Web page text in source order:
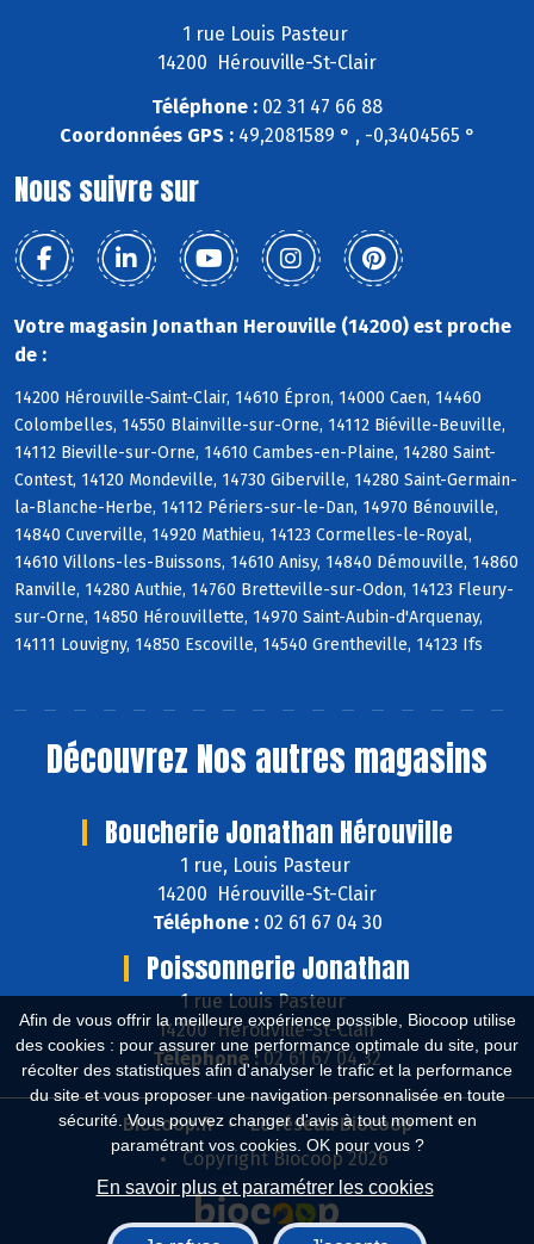
Afin de vous offrir la meilleure expérience possible, Biocoop utilise
des cookies : pour assurer une performance optimale du site, pour
récolter des statistiques afin d'analyser le trafic et la performance
du site et vous proposer une navigation personnalisée en toute
sécurité. Vous pouvez changer d'avis à tout moment en
paramétrant vos cookies. OK pour vous ?
En savoir plus et paramétrer les cookies
1 rue Louis Pasteur
14200 Hérouville-St-Clair
Téléphone : 02 31 47 66 88
Coordonnées GPS :49,2081589 ° , -0,3404565 °
Nous suivre sur
Votre magasin Jonathan Herouville (14200) est proche
de :
14200 Hérouville-Saint-Clair, 14610 Épron, 14000 Caen, 14460
Colombelles, 14550 Blainville-sur-Orne, 14112 Biéville-Beuville,
14112 Bieville-sur-Orne, 14610 Cambes-en-Plaine, 14280 Saint-
Contest, 14120 Mondeville, 14730 Giberville, 14280 Saint-Germain-
la-Blanche-Herbe, 14112 Périers-sur-le-Dan, 14970 Bénouville,
14840 Cuverville, 14920 Mathieu, 14123 Cormelles-le-Royal,
14610 Villons-les-Buissons, 14610 Anisy, 14840 Démouville, 14860
Ranville, 14280 Authie, 14760 Bretteville-sur-Odon, 14123 Fleury-
sur-Orne, 14850 Hérouvillette, 14970 Saint-Aubin-d'Arquenay,
14111 Louvigny, 14850 Escoville, 14540 Grentheville, 14123 Ifs
Découvrez Nos autres magasins
Boucherie Jonathan Hérouville
1 rue, Louis Pasteur
14200 Hérouville-St-Clair
Téléphone :02 61 67 04 30
Poissonnerie Jonathan
1 rue Louis Pasteur
14200 Hérouville-St-Clair
Téléphone : 02 61 67 04 32
Biocoop.fr
Le réseau Biocoop
Copyright Biocoop 2026